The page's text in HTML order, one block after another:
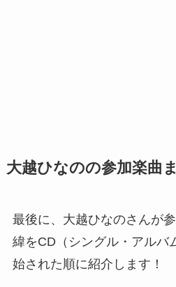
大越ひなのの参加楽曲
最後に、大越ひなのさんが
緯をCD（シングル・アルバ
始された順に紹介します！